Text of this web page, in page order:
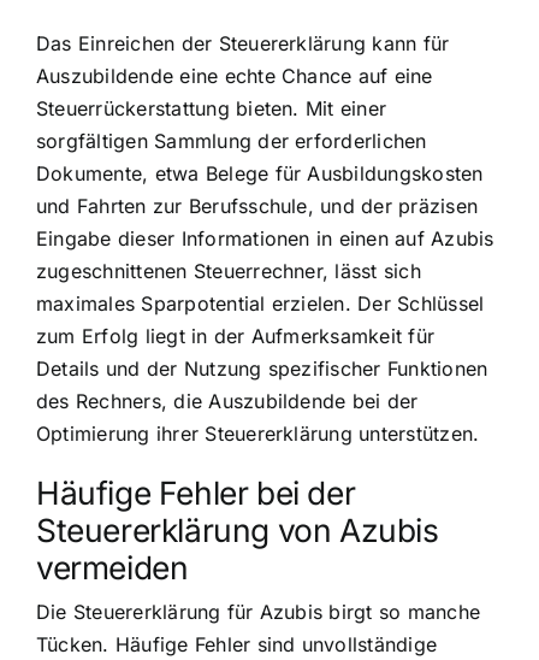
Das Einreichen der Steuererklärung kann für
Auszubildende eine echte Chance auf eine
Steuerrückerstattung bieten. Mit einer
sorgfältigen Sammlung der erforderlichen
Dokumente, etwa Belege für Ausbildungskosten
und Fahrten zur Berufsschule, und der präzisen
Eingabe dieser Informationen in einen auf Azubis
zugeschnittenen Steuerrechner, lässt sich
maximales Sparpotential erzielen. Der Schlüssel
zum Erfolg liegt in der Aufmerksamkeit für
Details und der Nutzung spezifischer Funktionen
des Rechners, die Auszubildende bei der
Optimierung ihrer Steuererklärung unterstützen.
Häufige Fehler bei der
Steuererklärung von Azubis
vermeiden
Die Steuererklärung für Azubis birgt so manche
Tücken. Häufige Fehler sind unvollständige